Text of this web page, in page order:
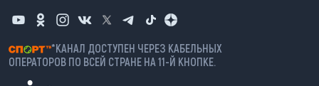
*КАНАЛ ДОСТУПЕН ЧЕРЕЗ КАБЕЛЬНЫХ
ОПЕРАТОРОВ ПО ВСЕЙ СТРАНЕ НА 11-Й КНОПКЕ.